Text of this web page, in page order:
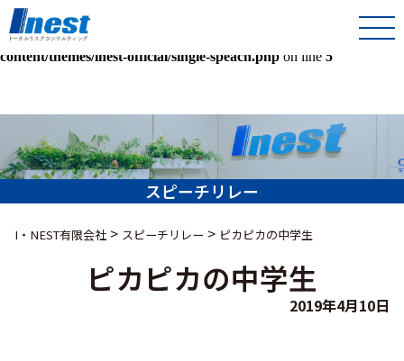
Warning: Undefined array key 0 in
/home/kir013221/public_html/inest-co-jp/wps/wp-
content/themes/inest-official/single-speach.php on line 5
スピーチリレー
I・NEST有限会社 > スピーチリレー > ピカピカの中学生
ピカピカの中学生
2019年4月10日